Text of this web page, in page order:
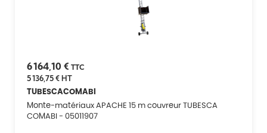
6 164,10 € TTC
5 136,75 €HT
TUBESCACOMABI
Monte-matériaux APACHE 15 m couvreur TUBESCA
COMABI - 05011907